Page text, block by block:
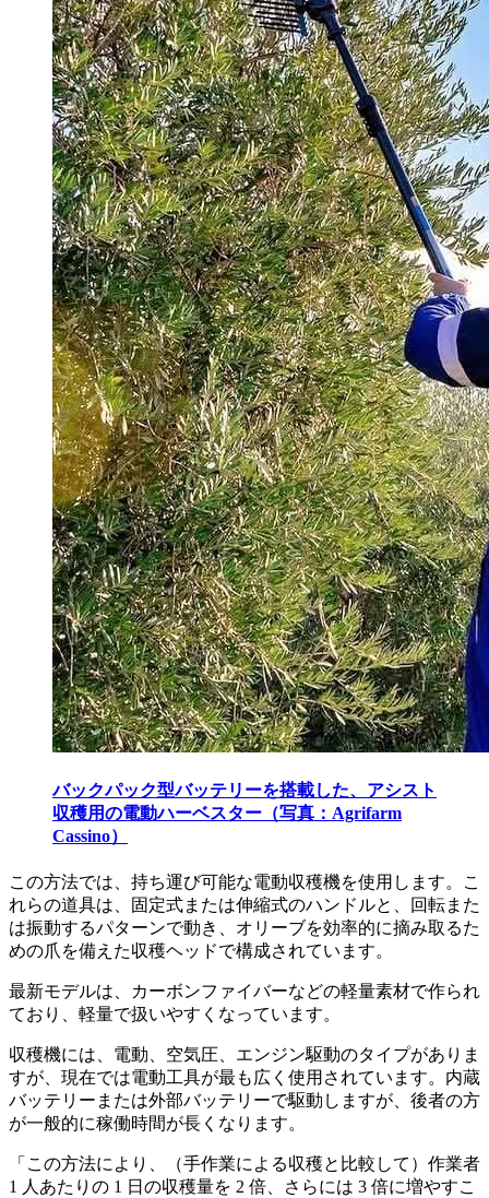
バックパック型バッテリーを搭載した、アシスト
収穫用の電動ハーベスター（写真：Agrifarm
Cassino）
この方法では、持ち運び可能な電動収穫機を使用します。こ
れらの道具は、固定式または伸縮式のハンドルと、回転また
は振動するパターンで動き、オリーブを効率的に摘み取るた
めの爪を備えた収穫ヘッドで構成されています。
最新モデルは、カーボンファイバーなどの軽量素材で作られ
ており、軽量で扱いやすくなっています。
収穫機には、電動、空気圧、エンジン駆動のタイプがありま
すが、現在では電動工具が最も広く使用されています。内蔵
バッテリーまたは外部バッテリーで駆動しますが、後者の方
が一般的に稼働時間が長くなります。
「この方法により、（手作業による収穫と比較して）作業者
1 人あたりの 1 日の収穫量を 2 倍、さらには 3 倍に増やすこ